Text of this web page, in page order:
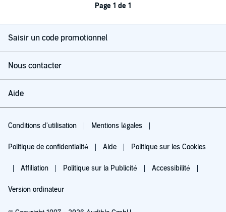
Page 1 de 1
Saisir un code promotionnel
Nous contacter
Aide
Conditions d'utilisation Mentions légales
Politique de confidentialité Aide Politique sur les Cookies
Affiliation Politique sur la Publicité Accessibilité
Version ordinateur